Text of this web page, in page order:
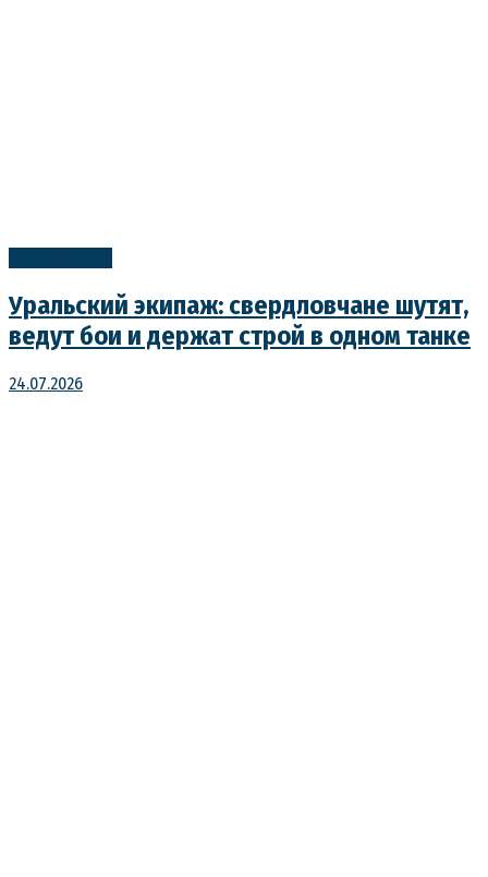
Уральский экипаж: свердловчане шутят,
ведут бои и держат строй в одном танке
24.07.2026